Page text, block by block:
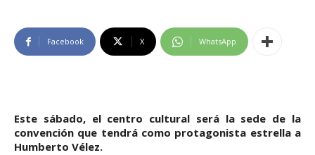
Facebook X WhatsApp
Este sábado, el centro cultural será la sede de la
convención que tendrá como protagonista estrella a
Humberto Vélez.